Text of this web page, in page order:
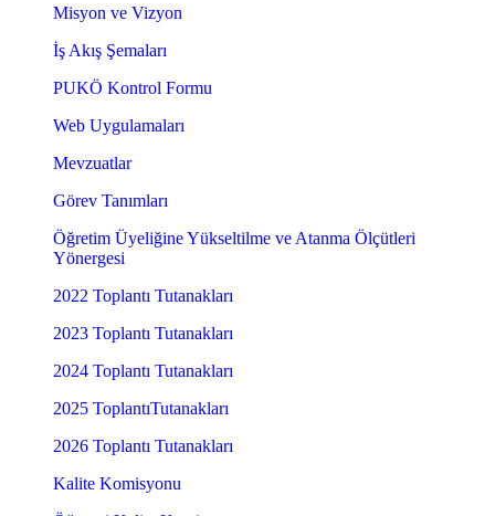
Misyon ve Vizyon
İş Akış Şemaları
PUKÖ Kontrol Formu
Web Uygulamaları
Mevzuatlar
Görev Tanımları
Öğretim Üyeliğine Yükseltilme ve Atanma Ölçütleri
Yönergesi
2022 Toplantı Tutanakları
2023 Toplantı Tutanakları
2024 Toplantı Tutanakları
2025 ToplantıTutanakları
2026 Toplantı Tutanakları
Kalite Komisyonu